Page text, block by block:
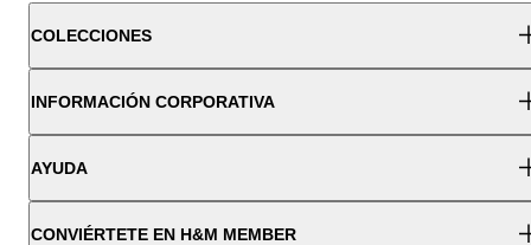
COLECCIONES
INFORMACIÓN CORPORATIVA
AYUDA
CONVIÉRTETE EN H&M MEMBER